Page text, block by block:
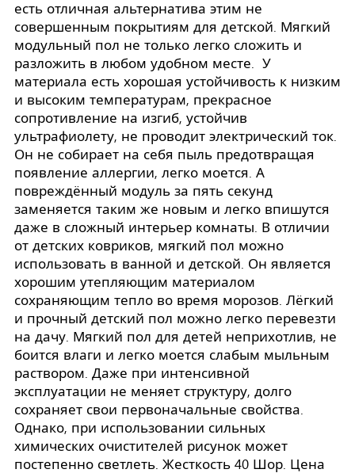
есть отличная альтернатива этим не
совершенным покрытиям для детской. Мягкий
модульный пол не только легко сложить и
разложить в любом удобном месте. У
материала есть хорошая устойчивость к низким
и высоким температурам, прекрасное
сопротивление на изгиб, устойчив
ультрафиолету, не проводит электрический ток.
Он не собирает на себя пыль предотвращая
появление аллергии, легко моется. А
повреждённый модуль за пять секунд
заменяется таким же новым и легко впишутся
даже в сложный интерьер комнаты. В отличии
от детских ковриков, мягкий пол можно
использовать в ванной и детской. Он является
хорошим утепляющим материалом
сохраняющим тепло во время морозов. Лёгкий
и прочный детский пол можно легко перевезти
на дачу. Мягкий пол для детей неприхотлив, не
боится влаги и легко моется слабым мыльным
раствором. Даже при интенсивной
эксплуатации не меняет структуру, долго
сохраняет свои первоначальные свойства.
Однако, при использовании сильных
химических очистителей рисунок может
постепенно светлеть. Жесткость 40 Шор. Цена